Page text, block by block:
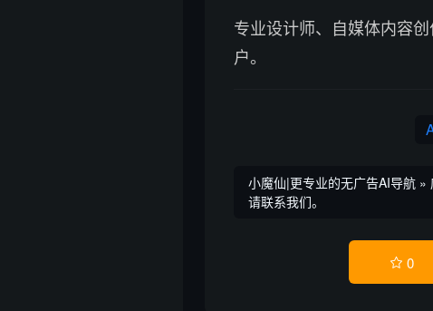
专业设计师、自媒体内容
户。
小魔仙|更专业的无广告AI导航 »
请联系我们。
 0